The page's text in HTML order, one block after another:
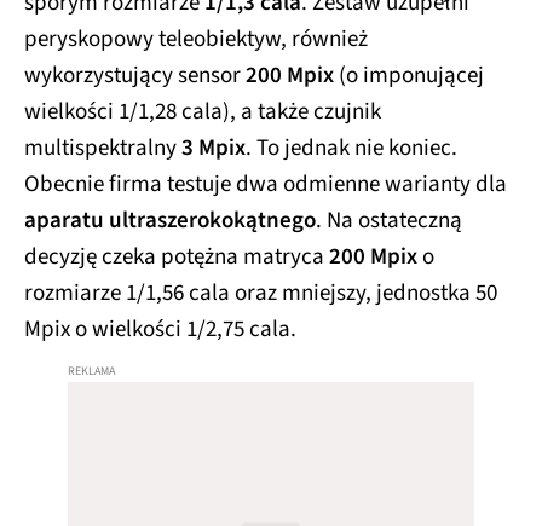
peryskopowy teleobiektyw, również
wykorzystujący sensor200 Mpix(o imponującej
wielkości 1/1,28 cala), a także czujnik
multispektralny3 Mpix. To jednak nie koniec.
Obecnie firma testuje dwa odmienne warianty dla
aparatu ultraszerokokątnego. Na ostateczną
decyzję czeka potężna matryca200 Mpixo
rozmiarze 1/1,56 cala oraz mniejszy, jednostka 50
Mpix o wielkości 1/2,75 cala.